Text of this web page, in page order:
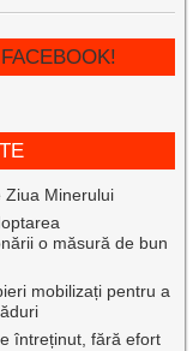
Ziua Minerului
o măsură de bun
mobilizați pentru a
întreținut, fără efort